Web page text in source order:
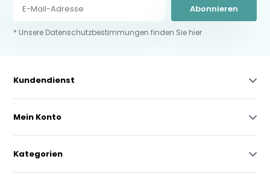
Abonnieren
* Unsere Datenschutzbestimmungen finden Sie hier
Kundendienst
Mein Konto
Kategorien